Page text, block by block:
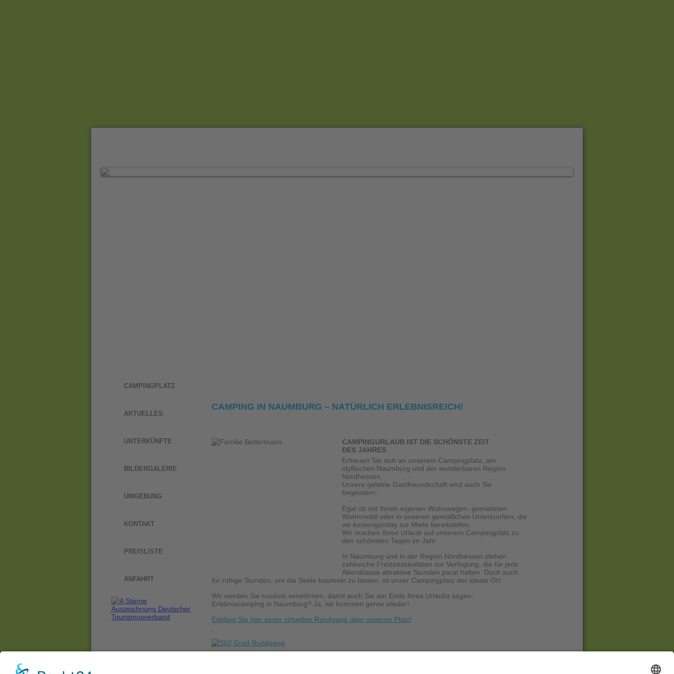
CAMPINGPLATZ
AKTUELLES
UNTERKÜNFTE
BILDERGALERIE
UMGEBUNG
KONTAKT
PREISLISTE
ANFAHRT
CAMPING IN NAUMBURG – NATÜRLICH ERLEBNISREICH!
CAMPINGURLAUB IST DIE SCHÖNSTE ZEIT
DES JAHRES
Erfreuen Sie sich an unserem Campingplatz, am
idyllischen Naumburg und der wunderbaren Region
Nordhessen.
Unsere gelebte Gastfreundschaft wird auch Sie
begeistern.
Egal ob mit Ihrem eigenen Wohnwagen, gemieteten
Wohnmobil oder in unseren gemütlichen Unterkünften, die
wir kostengünstig zur Miete bereitstellen:
Wir machen Ihren Urlaub auf unserem Campingplatz zu
den schönsten Tagen im Jahr.
In Naumburg und in der Region Nordhessen stehen
zahlreiche Freizeitaktivitäten zur Verfügung, die für jede
Altersklasse attraktive Stunden parat halten. Doch auch
für ruhige Stunden, um die Seele baumeln zu lassen, ist unser Campingplatz der ideale Ort.
Wir werden Sie rundum verwöhnen, damit auch Sie am Ende Ihres Urlaubs sagen:
Erlebniscamping in Naumburg? Ja, wir kommen gerne wieder!
Erleben Sie hier einen virtuellen Rundgang über unseren Platz!